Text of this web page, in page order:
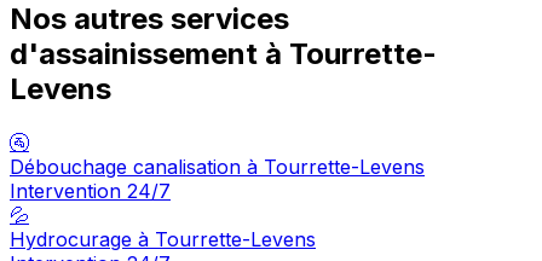
Nos autres services
d'assainissement à Tourrette-
Levens
🚰
Débouchage canalisation à Tourrette-Levens
Intervention 24/7
💦
Hydrocurage à Tourrette-Levens